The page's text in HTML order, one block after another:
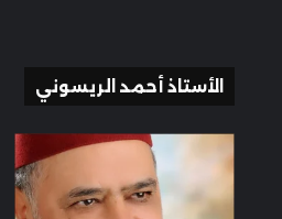
الأستاذ أحمد الريسوني